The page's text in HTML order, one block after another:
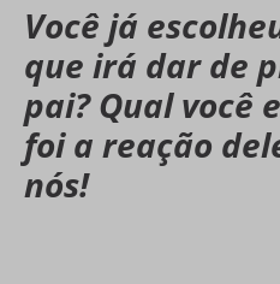
Você já
que irá dar de
pai? Qual você
foi a reação
nós!